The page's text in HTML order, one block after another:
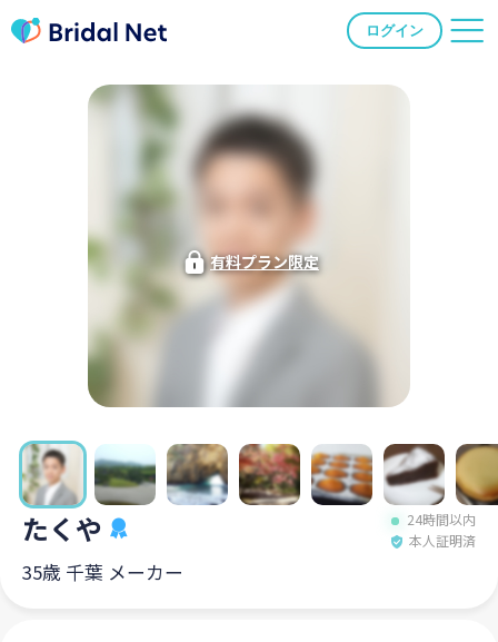
ログイン
有料プラン限定
たくや
24時間以内
本人証明済
35歳 千葉 メーカー